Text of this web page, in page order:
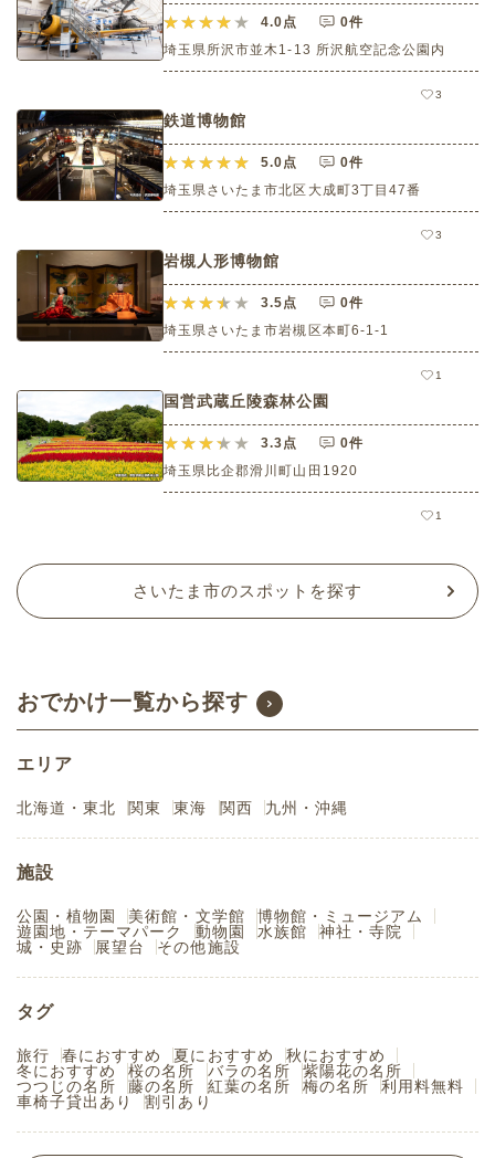
4.0点
0件
埼玉県所沢市並木1-13 所沢航空記念公園内
3
鉄道博物館
5.0点
0件
埼玉県さいたま市北区大成町3丁目47番
3
岩槻人形博物館
3.5点
0件
埼玉県さいたま市岩槻区本町6-1-1
1
国営武蔵丘陵森林公園
3.3点
0件
埼玉県比企郡滑川町山田1920
1
さいたま市のスポットを探す
おでかけ一覧から探す
エリア
北海道・東北 関東 東海 関西 九州・沖縄
施設
公園・植物園 美術館・文学館
博物館・ミュージアム
遊園地・テーマパーク
動物園 水族館
神社・寺院
城・史跡
展望台 その他施設
タグ
旅行 春におすすめ 夏におすすめ
秋におすすめ
冬におすすめ
桜の名所 バラの名所
紫陽花の名所
つつじの名所
藤の名所 紅葉の名所 梅の名所
利用料無料
車椅子貸出あり
割引あり